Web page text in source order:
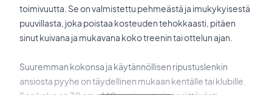
toimivuutta. Se on valmistettu pehmeästä ja imukykyisestä
puuvillasta, joka poistaa kosteuden tehokkaasti, pitäen
sinut kuivana ja mukavana koko treenin tai ottelun ajan.
Suuremman kokonsa ja käytännöllisen ripustuslenkin
ansiosta pyyhe on täydellinen mukaan kentälle tai klubille.